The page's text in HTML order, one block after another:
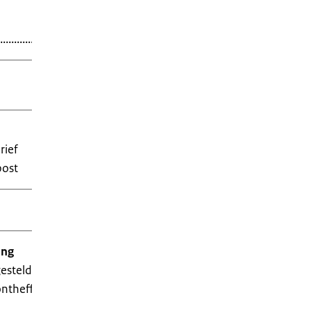
of als ontheffing is verleend, moet u dit
is verleend, moet u het bewijs van